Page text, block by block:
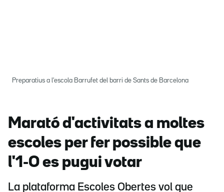
Preparatius a l'escola Barrufet del barri de Sants de Barcelona
Marató d'activitats a moltes
escoles per fer possible que
l'1-O es pugui votar
La plataforma Escoles Obertes vol que